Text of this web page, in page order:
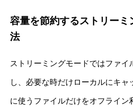
容量を節約するストリーミ
法
ストリーミングモードではファイ
し、必要な時だけローカルにキャ
に使うファイルだけをオフライン